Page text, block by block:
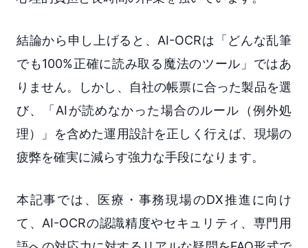
結論から申し上げると、AI-OCRは「どんな乱筆
でも100%正確に読み取る魔法のツール」ではあ
りません。しかし、自社の帳票に合った製品を選
び、「AIが読めなかった場合のルール（例外処
理）」を含めた運用設計を正しく行えば、現場の
疲弊を確実に減らす強力な手段になります。
本記事では、医療・事務現場のDX推進に向け
て、AI-OCRの認識精度やセキュリティ、専門用